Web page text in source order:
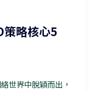
策略核心5
世界中脫穎而出，